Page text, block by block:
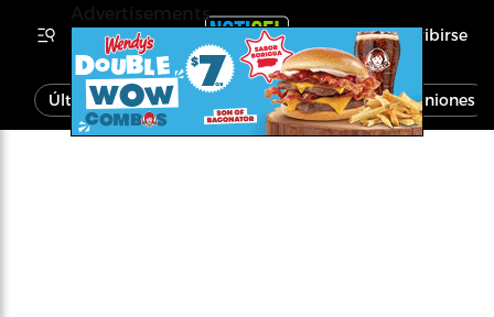
Inscribirse
Última Hora Noticias Economía Opiniones
Advertisements